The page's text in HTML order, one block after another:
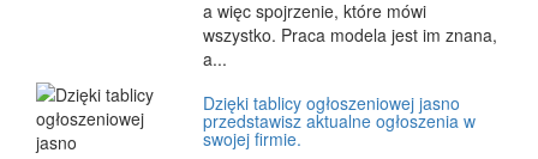
a więc spojrzenie, które mówi
wszystko. Praca modela jest im znana,
a...
Dzięki tablicy ogłoszeniowej jasno
przedstawisz aktualne ogłoszenia w
swojej firmie.